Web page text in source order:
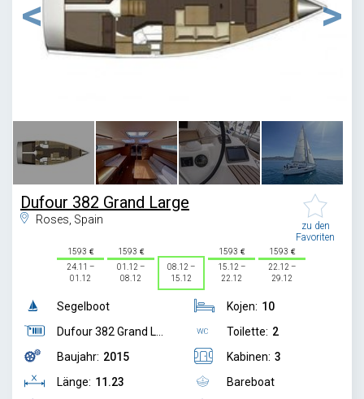
Dufour 382 Grand Large
Roses, Spain
zu den
Favoriten
1593
24.11 –
01.12
1593
01.12 –
08.12
08.12 –
15.12
1593
15.12 –
22.12
1593
22.12 –
29.12
Segelboot
Dufour 382 Grand L...
Baujahr: 2015
Länge: 11.23
Kojen: 10
Toilette: 2
Kabinen: 3
Bareboat